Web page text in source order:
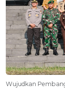
Wujudkan